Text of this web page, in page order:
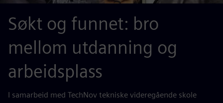
Søkt og funnet: bro
mellom utdanning og
arbeidsplass
I samarbeid med TechNov tekniske videregående skole